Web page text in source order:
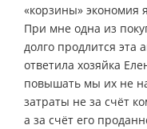
«корзины» экономия
При мне одна из
долго продлится эта
ответила хозяйка
повышать мы их не
затраты не за счёт
а за счёт его